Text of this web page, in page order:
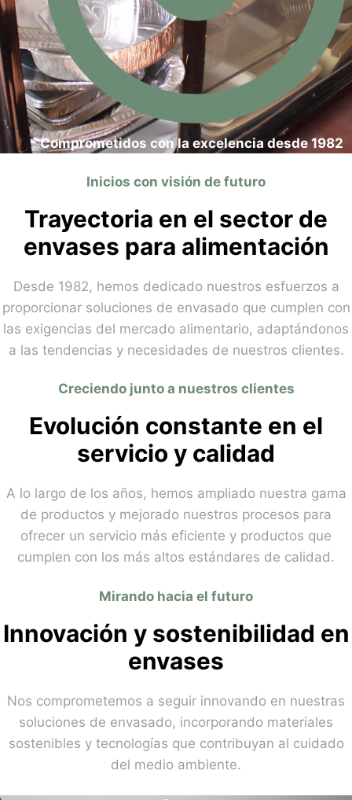
Comprometidos con la excelencia desde 1982
Inicios con visión de futuro
Trayectoria en el sector de
envases para alimentación
Desde 1982, hemos dedicado nuestros esfuerzos a
proporcionar soluciones de envasado que cumplen con
las exigencias del mercado alimentario, adaptándonos
a las tendencias y necesidades de nuestros clientes.
Creciendo junto a nuestros clientes
Evolución constante en el
servicio y calidad
A lo largo de los años, hemos ampliado nuestra gama
de productos y mejorado nuestros procesos para
ofrecer un servicio más eficiente y productos que
cumplen con los más altos estándares de calidad.
Mirando hacia el futuro
Innovación y sostenibilidad en
envases
Nos comprometemos a seguir innovando en nuestras
soluciones de envasado, incorporando materiales
sostenibles y tecnologías que contribuyan al cuidado
del medio ambiente.